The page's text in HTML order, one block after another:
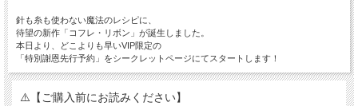
針も糸も使わない魔法のレシピに、
待望の新作「コフレ・リボン」が誕生しました。
本日より、どこよりも早いVIP限定の
「特別謝恩先行予約」をシークレットページにてスタートします！
⚠️【ご購入前にお読みください】